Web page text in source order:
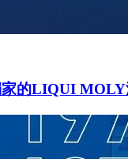
的LIQUI